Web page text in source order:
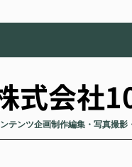
式会社
テンツ企画制作編集・写真撮影